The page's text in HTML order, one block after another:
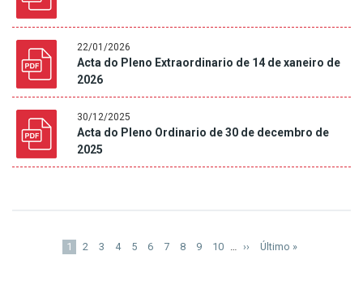
22/01/2026
Acta do Pleno Extraordinario de 14 de xaneiro de
2026
30/12/2025
Acta do Pleno Ordinario de 30 de decembro de
2025
Páxina
1 Páxina
2 Páxina
3 Páxina
4 Páxina
5 Páxina
6 Páxina
7 Páxina
8 Páxina
9 Páxina
10
Páxina
››
Last
Último »